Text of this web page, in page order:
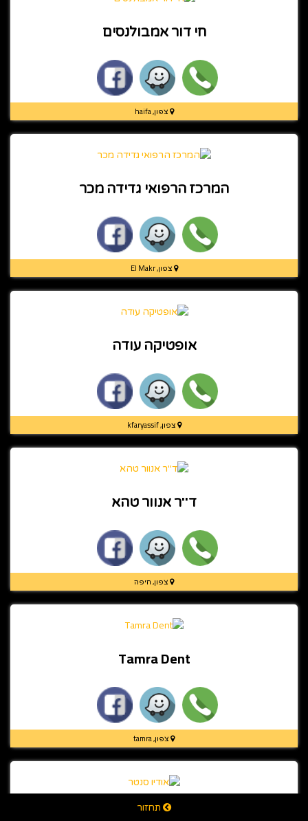
חי דור אמבולנסים
צפון, haifa
המרכז הרפואי גדידה מכר
צפון, El Makr
אופטיקה עודה
צפון, kfaryassif
ד''ר אנוור טהא
צפון, חיפה
Tamra Dent
צפון, tamra
אודיו סנטר
תחזור